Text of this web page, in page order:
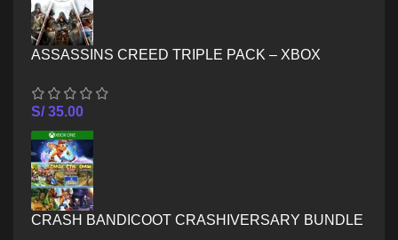
ASSASSINS CREED TRIPLE PACK – XBOX
S/35.00
CRASH BANDICOOT CRASHIVERSARY BUNDLE